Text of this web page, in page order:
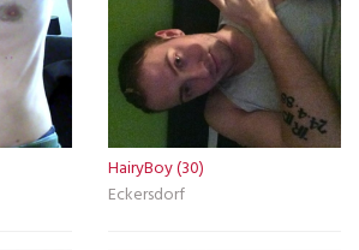
HairyBoy (30)
Eckersdorf